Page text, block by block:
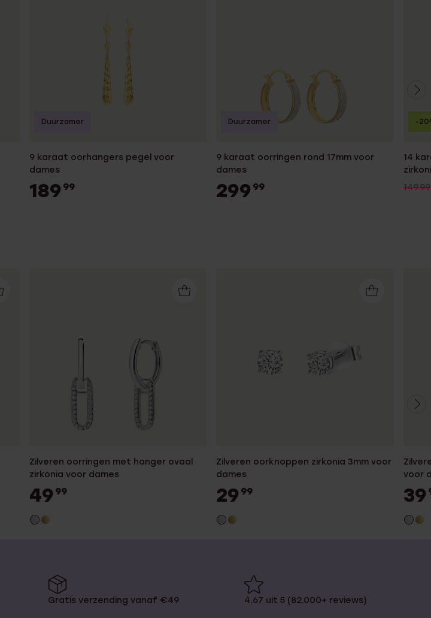
9 karaat oorhangers pegel voor
dames
189 99
Duurzamer
9 karaat oorringen rond 17mm voor
dames
299 99
Duurzamer
14
149.99
-
Zilveren oorringen met hanger ovaal
zirkonia voor dames
49 99
Zilveren oorknoppen zirkonia 3mm voor
dames
29 99
voor
39
Gratis verzending vanaf €49 4,67 uit 5 (82.000+ reviews)